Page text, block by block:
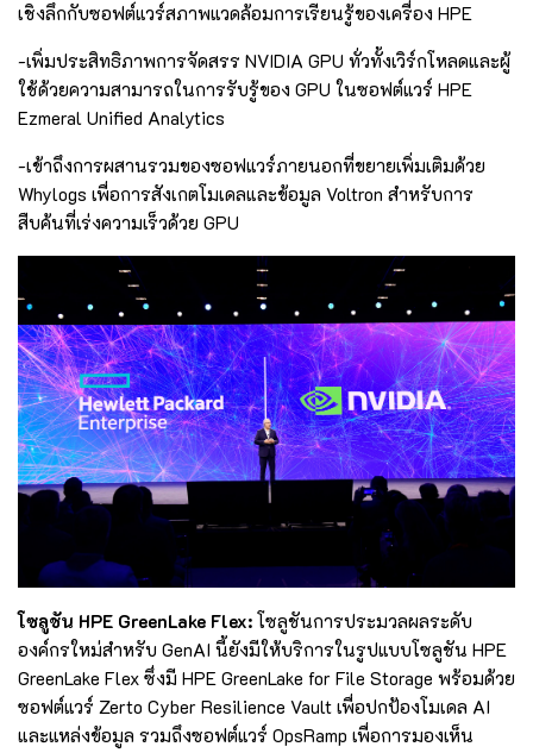
เชิงลึกกับซอฟต์แวร์สภาพแวดล้อมการเรียนรู้ของเครื่อง HPE
-เพิ่มประสิทธิภาพการจัดสรร NVIDIA GPU ทั่วทั้งเวิร์กโหลดและผู้
ใช้ด้วยความสามารถในการรับรู้ของ GPU ในซอฟต์แวร์ HPE
Ezmeral Unified Analytics
-เข้าถึงการผสานรวมของซอฟแวร์ภายนอกที่ขยายเพิ่มเติมด้วย
Whylogs เพื่อการสังเกตโมเดลและข้อมูล Voltron สำหรับการ
สืบค้นที่เร่งความเร็วด้วย GPU
โซลูชัน HPE GreenLake Flex: โซลูชันการประมวลผลระดับ
องค์กรใหม่สำหรับ GenAI นี้ยังมีให้บริการในรูปแบบโซลูชัน HPE
GreenLake Flex ซึ่งมี HPE GreenLake for File Storage พร้อมด้วย
ซอฟต์แวร์ Zerto Cyber Resilience Vault เพื่อปกป้องโมเดล AI
และแหล่งข้อมูล รวมถึงซอฟต์แวร์ OpsRamp เพื่อการมองเห็น